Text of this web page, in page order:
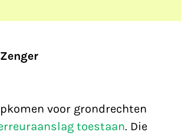
voor grondrechten
toestaan. Die